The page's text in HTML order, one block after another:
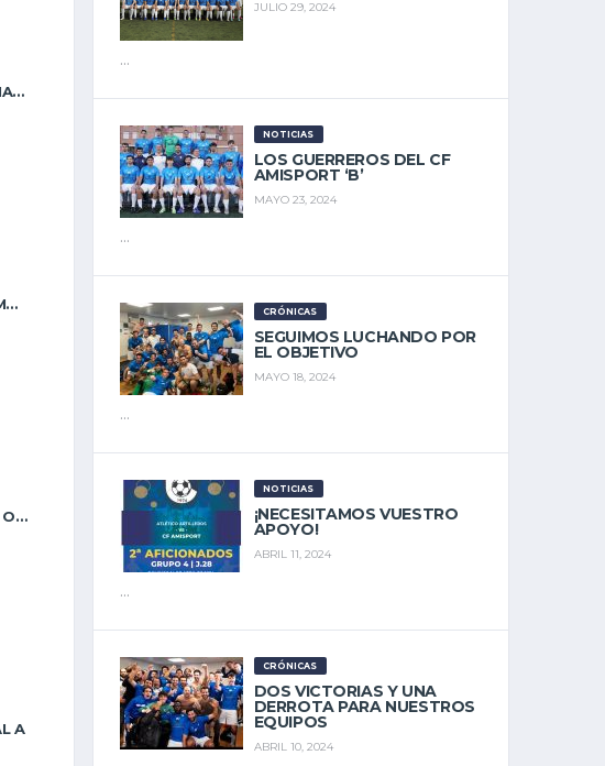
SPORTING VALDEBERNARDO B
ESCUELA DEPORTIVA MORATALAZ
COLEGIO ALAMEDA DE OSUNA B
A
JULIO 29, 2024
...
NOTICIAS
LOS GUERREROS DEL CF
AMISPORT ‘B’
MAYO 23, 2024
...
CRÓNICAS
SEGUIMOS LUCHANDO POR
EL OBJETIVO
MAYO 18, 2024
...
NOTICIAS
¡NECESITAMOS VUESTRO
APOYO!
ABRIL 11, 2024
...
CRÓNICAS
DOS VICTORIAS Y UNA
DERROTA PARA NUESTROS
EQUIPOS
ABRIL 10, 2024